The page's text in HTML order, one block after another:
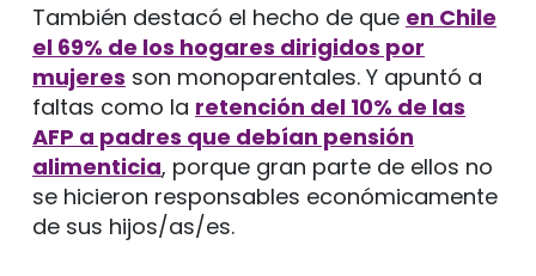
También destacó el hecho de que en Chile
el 69% de los hogares dirigidos por
mujeres son monoparentales. Y apuntó a
faltas como la retención del 10% de las
AFP a padres que debían pensión
alimenticia, porque gran parte de ellos no
se hicieron responsables económicamente
de sus hijos/as/es.